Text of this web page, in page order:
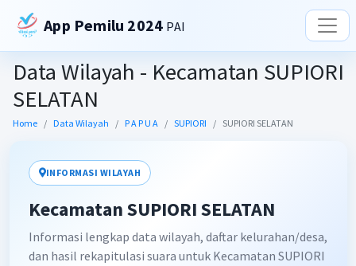
App Pemilu 2024 PAI
Data Wilayah - Kecamatan SUPIORI
SELATAN
Home Data Wilayah P A P U A SUPIORI SUPIORI SELATAN
INFORMASI WILAYAH
Kecamatan SUPIORI SELATAN
Informasi lengkap data wilayah, daftar kelurahan/desa,
dan hasil rekapitulasi suara untuk Kecamatan SUPIORI